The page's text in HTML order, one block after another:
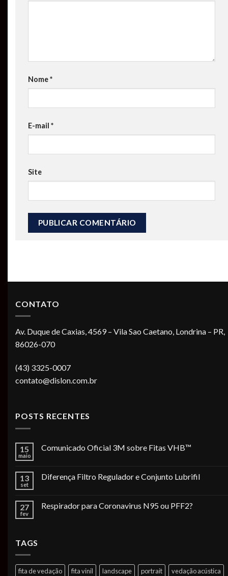
Nome*
E-mail *
Site
CONTATO
Av. Duque de Caxias, 4569 – Vila Sao Caetano, Londrina – PR,
86026-070
(43) 3325-0007
contato@dislon.com.br
POSTS RECENTES
15
maio
Comunicado Oficial 3M sobre Fitas VHB™
13
set
Diferença Filtro Regulador e Conjunto Lubrifil
27
fev
Respirador para Coronavirus N95 ou PFF2?
TAGS
fita de vedação fita vinil landscape portrait
vedação acústica